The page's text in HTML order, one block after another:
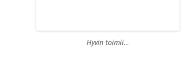
Hyvin toimii…